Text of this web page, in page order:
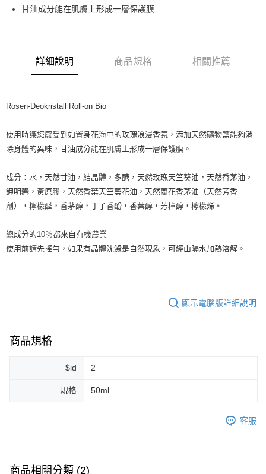
街口支付
Google Pay
運送方式
每筆NT$80，滿NT$999(含以上)免運費
每筆NT$80，滿NT$999(含以上)免運費
7-11取貨付款
每筆NT$250，滿NT$3,000(含以上)免運費
甘油成分能在肌膚上形成一層保護膜
詳細說明 商品規格 相關推薦
Rosen-Deokristall Roll-on Bio
使用時讓您感受到如置身花海中的玫瑰浪漫香氛，添加天然礦物鹽能夠消
除身體的異味，甘油成分能在肌膚上形成一層保護膜。
成分：水，天然甘油，結晶體，多醣，天然玫瑰天竺葵油，天然香茅油，
鉀明礬，黃原膠，天然香葉天竺葵花油，天然藺花香茅油（天然芳香
劑），檸檬醛，香茅醇，丁子香酚，香葉醇，芳樟醇，檸檬烯。
總成分的10％都來自有機農業
使用前請先搖勻，如果有晶體沈澱是自然現象，可經由隔水加熱溶解。
顯示電腦版詳細說明
商品規格
$id 2
規格 50ml
客服
商品相關分類 (2)